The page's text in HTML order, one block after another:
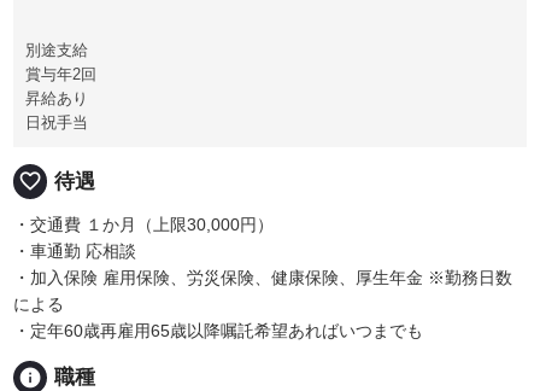
別途支給
賞与年2回
昇給あり
日祝手当
favorite_border 待遇
・交通費 １か月（上限30,000円）
・車通勤 応相談
・加入保険 雇用保険、労災保険、健康保険、厚生年金 ※勤務日数
による
・定年60歳再雇用65歳以降嘱託希望あればいつまでも
info 職種